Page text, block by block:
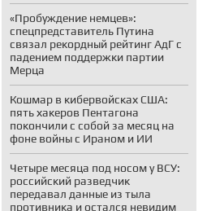
«Пробуждение немцев»:
спецпредставитель Путина
связал рекордный рейтинг АдГ с
падением поддержки партии
Мерца
Кошмар в кибервойсках США:
пять хакеров Пентагона
покончили с собой за месяц на
фоне войны с Ираном и ИИ
Четыре месяца под носом у ВСУ:
российский разведчик
передавал данные из тыла
противника и остался невидим